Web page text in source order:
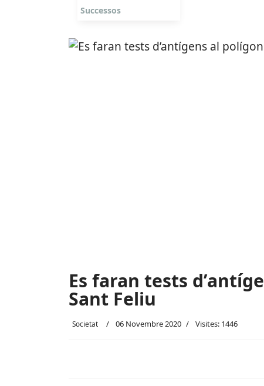
Successos
Es faran tests
Sant Feliu
Societat 06 Novembre 2020 Visites: 1446